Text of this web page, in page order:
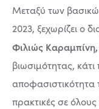
Μεταξύ των
2023, ξεχωρίζει ο
Φιλιώς Καραμπίνη,
βιωσιμότητας, κάτι
αποφασιστικότητα
πρακτικές σε